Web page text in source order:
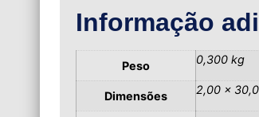
Informação
Peso 0,300 kg
Dimensões 2,00 ×